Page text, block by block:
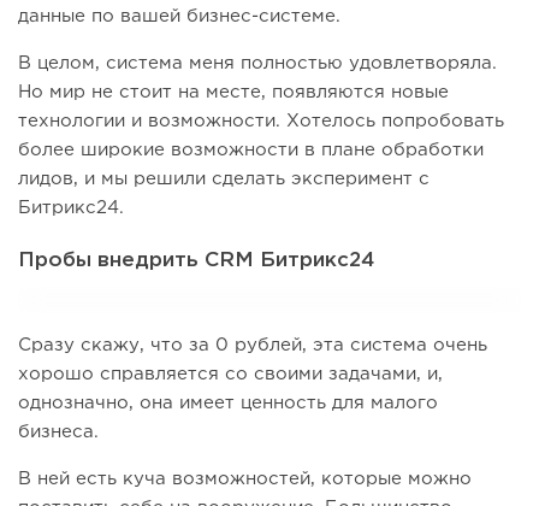
данные по вашей бизнес-системе.
В целом, система меня полностью удовлетворяла.
Но мир не стоит на месте, появляются новые
технологии и возможности. Хотелось попробовать
более широкие возможности в плане обработки
лидов, и мы решили сделать эксперимент с
Битрикс24.
Пробы внедрить CRM Битрикс24
Сразу скажу, что за 0 рублей, эта система очень
хорошо справляется со своими задачами, и,
однозначно, она имеет ценность для малого
бизнеса.
В ней есть куча возможностей, которые можно